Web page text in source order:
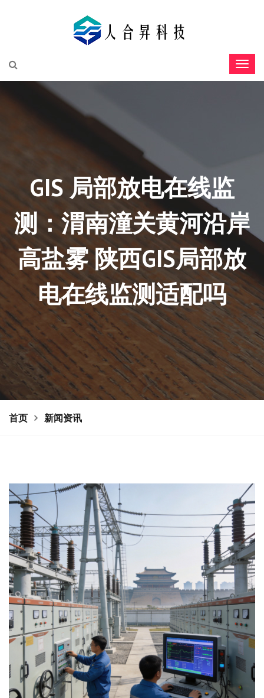
GIS 局部放电在线监
测：渭南潼关黄河沿岸
高盐雾 陕西GIS局部放
电在线监测适配吗
首页 新闻资讯